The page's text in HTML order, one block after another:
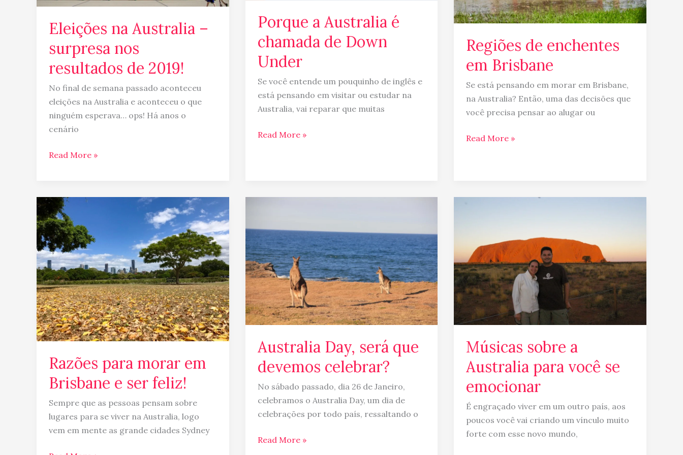
Eleições na Australia –
surpresa nos
resultados de 2019!
No final de semana passado aconteceu
eleições na Australia e aconteceu o que
ninguém esperava… ops! Há anos o
cenário
Read More »
Porque a Australia é
chamada de Down
Under
Se você entende um pouquinho de inglês e
está pensando em visitar ou estudar na
Australia, vai reparar que muitas
Read More »
Regiões de enchentes
em Brisbane
Se está pensando em morar em Brisbane,
na Australia? Então, uma das decisões que
você precisa pensar ao alugar ou
Read More »
Razões para morar em
Brisbane e ser feliz!
Sempre que as pessoas pensam sobre
lugares para se viver na Australia, logo
vem em mente as grande cidades Sydney
Razões
para
morar
em
Brisbane
e
ser
feliz!
Australia Day, será que
devemos celebrar?
No sábado passado, dia 26 de Janeiro,
celebramos o Australia Day, um dia de
celebrações por todo país, ressaltando o
será
que
devemos
celebrar?
Read More »
Músicas sobre a
Australia para você se
emocionar
É engraçado viver em um outro país, aos
poucos você vai criando um vínculo muito
forte com esse novo mundo,
Australia
para
você
se
emocionar